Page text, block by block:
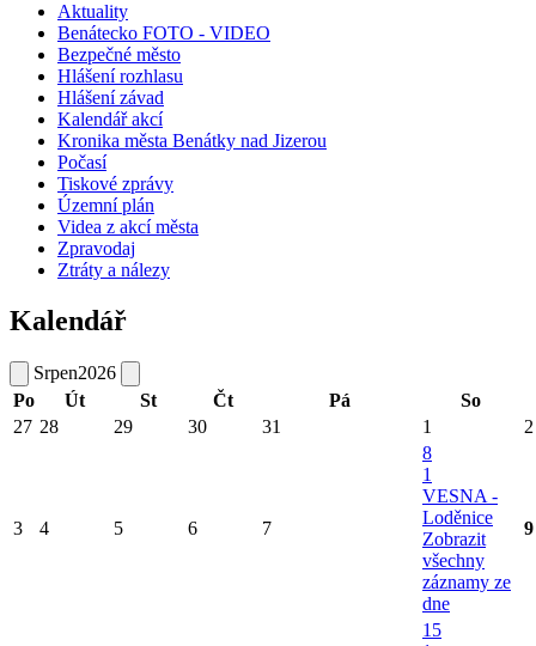
Aktuality
Benátecko FOTO - VIDEO
Bezpečné město
Hlášení rozhlasu
Hlášení závad
Kalendář akcí
Kronika města Benátky nad Jizerou
Počasí
Tiskové zprávy
Územní plán
Videa z akcí města
Zpravodaj
Ztráty a nálezy
Kalendář
Srpen2026
Po
Út St Čt Pá
So
27 28 29 30 31 1 2
3 4 5 6 7
8
1
VESNA -
Loděnice
Zobrazit
všechny
záznamy ze
dne
9
15